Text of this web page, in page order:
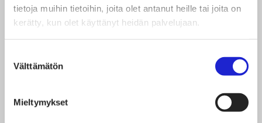
tietoja muihin tietoihin, joita olet antanut heille tai joita on
kerätty, kun olet käyttänyt heidän palvelujaan.
valinta
Välttämätön
Mieltymykset
Yritykset petrasivat
tuloksiaan Rank a
Brand -selvityksessä –
vastuullisuudesta?